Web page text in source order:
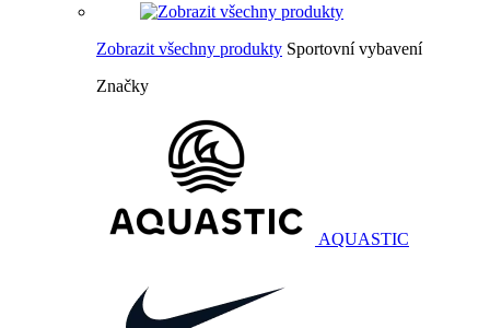
Zobrazit všechny produkty Sportovní vybavení
Značky
AQUASTIC